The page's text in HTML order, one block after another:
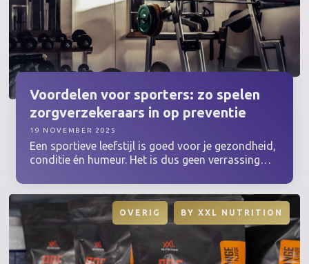
Voordelen voor sporters: zo spelen
zorgverzekeraars in op preventie
Een sportieve leefstijl is goed voor je gezondheid,
conditie én humeur. Het is dus geen verrassing
hoe fitter je bent, hoe kleiner de kans dat je
medische zorg nodig hebt. Daarnaast willen
verzekeraars fitte mensen aantrekken om de
zorgkosten laag te houden. Benieuwd hoe ze dit
doen, en hoe je zelf een zorgverzekeraar vindt die
bij je past? In dit artikel leggen we het uit.
19 NOVEMBER 2025
OVERIG BYXXL NUTRITION